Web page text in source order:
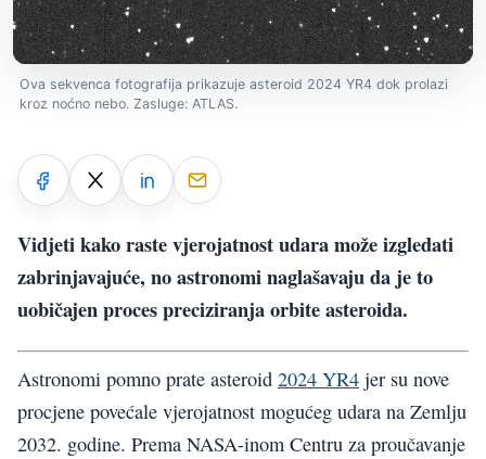
Ova sekvenca fotografija prikazuje asteroid 2024 YR4 dok prolazi
kroz noćno nebo. Zasluge: ATLAS.
Vidjeti kako raste vjerojatnost udara može izgledati
zabrinjavajuće, no astronomi naglašavaju da je to
uobičajen proces preciziranja orbite asteroida.
Astronomi pomno prate asteroid 2024 YR4 jer su nove
procjene povećale vjerojatnost mogućeg udara na Zemlju
2032. godine. Prema NASA-inom Centru za proučavanje